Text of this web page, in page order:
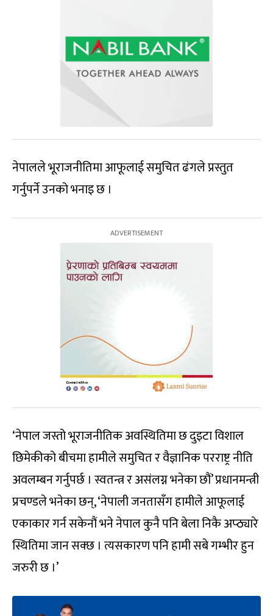
नेपालले भूराजनीतिमा आफूलाई समुचित ढंगले प्रस्तुत
गर्नुपर्ने उनको भनाइ छ ।
‘नेपाल जस्तो भूराजनीतिक अवस्थितिमा छ दुइटा विशाल
छिमेकीको बीचमा हामीले समुचित र वैज्ञानिक परराष्ट्र नीति
अवलम्बन गर्नुपर्छ । स्वतन्त्र र असंलग्न भनेका छौं’ प्रधानमन्त्री
प्रचण्डले भनेका छन्, ‘नेपाली जनतासँग हामीले आफूलाई
एकाकार गर्न सकेनौं भने नेपाल कुनै पनि बेला निकै अप्ठ्यारे
स्थितिमा जान सक्छ । त्यसकारण पनि हामी सबे गम्भीर हुन
जरुरी छ ।’